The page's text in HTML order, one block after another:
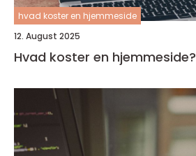
hvad koster en hjemmeside
12. August 2025
Hvad koster en hjemmeside?